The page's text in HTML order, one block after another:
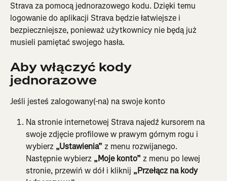
Strava za pomocą jednorazowego kodu. Dzięki temu
logowanie do aplikacji Strava będzie łatwiejsze i
bezpieczniejsze, ponieważ użytkownicy nie będą już
musieli pamiętać swojego hasła.
Aby włączyć kody
jednorazowe
Jeśli jesteś zalogowany(-na) na swoje konto
Na stronie internetowej Strava najedź kursorem na
swoje zdjęcie profilowe w prawym górnym rogu i
wybierz „Ustawienia” z menu rozwijanego.
Następnie wybierz „Moje konto” z menu po lewej
stronie, przewiń w dół i kliknij „Przełącz na kody